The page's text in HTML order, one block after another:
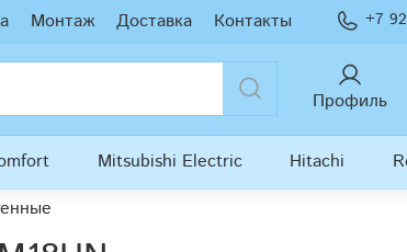
Монтаж Доставка Контакты +7
Профиль
Mitsubishi Electric Hitachi